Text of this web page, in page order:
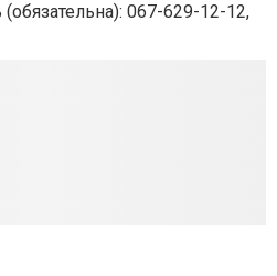
067-629-12-12,